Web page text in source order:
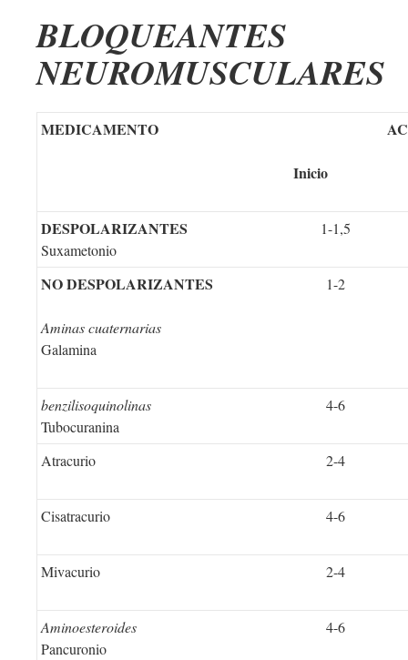
BLOQUEANTES
NEUROMUSCULARES
MEDICAMENTO
Inicio
DESPOLARIZANTES
Suxametonio
1-1,5
NO DESPOLARIZANTES
Aminas cuaternarias
Galamina
1-2
benzilisoquinolinas
Tubocuranina
4-6
Atracurio 2-4
Cisatracurio 4-6
Mivacurio 2-4
Aminoesteroides
Pancuronio
4-6